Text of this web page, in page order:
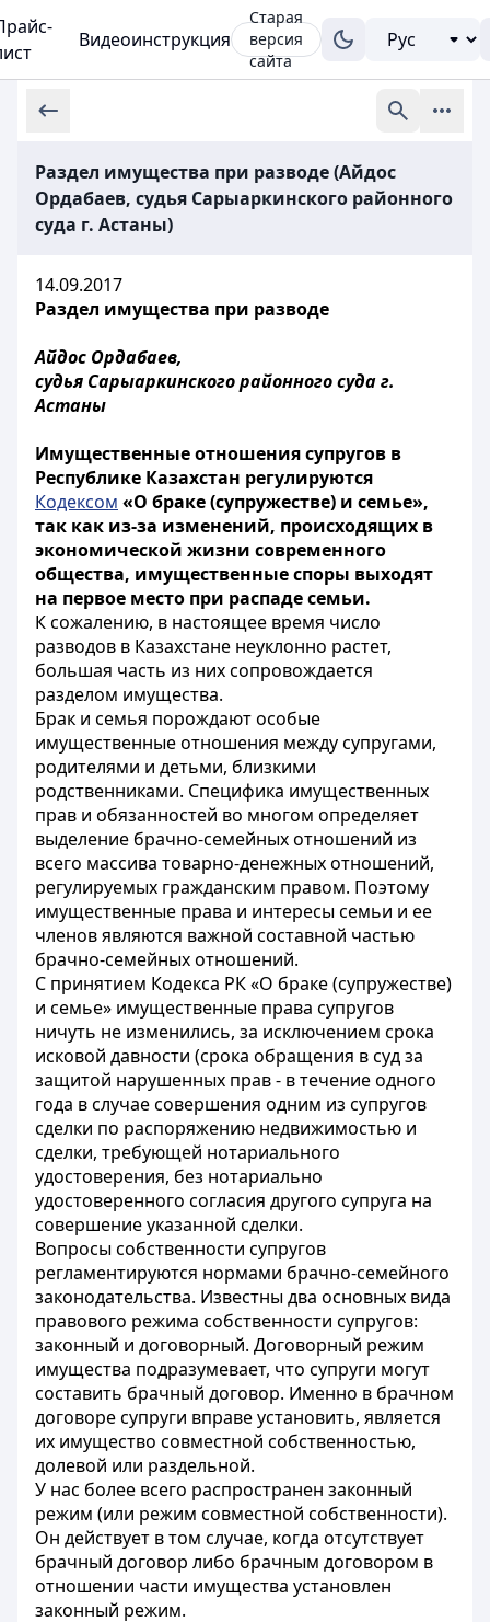
Видеоинструкция
Старая
версия
сайта
Раздел имущества при разводе (Айдос
Ордабаев, судья Сарыаркинского районного
суда г. Астаны)
14.09.2017
Раздел имущества при разводе
Айдос Ордабаев,
судья Сарыаркинского районного суда г.
Астаны
Имущественные отношения супругов в
Республике Казахстан регулируются
Кодексом «О браке (супружестве) и семье»,
так как из-за изменений, происходящих в
экономической жизни современного
общества, имущественные споры выходят
на первое место при распаде семьи.
К сожалению, в настоящее время число
разводов в Казахстане неуклонно растет,
большая часть из них сопровождается
разделом имущества.
Брак и семья порождают особые
имущественные отношения между супругами,
родителями и детьми, близкими
родственниками. Специфика имущественных
прав и обязанностей во многом определяет
выделение брачно-семейных отношений из
всего массива товарно-денежных отношений,
регулируемых гражданским правом. Поэтому
имущественные права и интересы семьи и ее
членов являются важной составной частью
брачно-семейных отношений.
С принятием Кодекса РК «О браке (супружестве)
и семье» имущественные права супругов
ничуть не изменились, за исключением срока
исковой давности (срока обращения в суд за
защитой нарушенных прав - в течение одного
года в случае совершения одним из супругов
сделки по распоряжению недвижимостью и
сделки, требующей нотариального
удостоверения, без нотариально
удостоверенного согласия другого супруга на
совершение указанной сделки.
Вопросы собственности супругов
регламентируются нормами брачно-семейного
законодательства. Известны два основных вида
правового режима собственности супругов:
законный и договорный. Договорный режим
имущества подразумевает, что супруги могут
составить брачный договор. Именно в брачном
договоре супруги вправе установить, является
их имущество совместной собственностью,
долевой или раздельной.
У нас более всего распространен законный
режим (или режим совместной собственности).
Он действует в том случае, когда отсутствует
брачный договор либо брачным договором в
отношении части имущества установлен
законный режим.